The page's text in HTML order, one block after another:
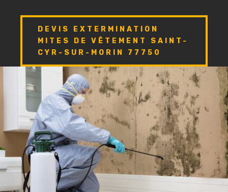
DEVIS EXTERMINATION
MITES DE VÊTEMENT SAINT-
CYR-SUR-MORIN 77750